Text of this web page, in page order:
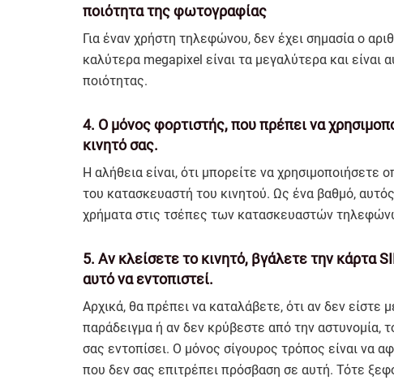
ποιότητα της φωτογραφίας
Για έναν χρήστη τηλεφώνου, δεν έχει σημασία ο
καλύτερα megapixel είναι τα μεγαλύτερα και
ποιότητας.
4. Ο μόνος φορτιστής, που πρέπει να
κινητό σας.
Η αλήθεια είναι, ότι μπορείτε να
του κατασκευαστή του κινητού. Ως ένα βαθμό,
χρήματα στις τσέπες των κατασκευαστών
5. Αν κλείσετε το κινητό, βγάλετε την κάρτα
αυτό να εντοπιστεί.
Αρχικά, θα πρέπει να καταλάβετε, ότι αν δεν
παράδειγμα ή αν δεν κρύβεστε από την αστυνομία,
σας εντοπίσει. Ο μόνος σίγουρος τρόπος είναι να
που δεν σας επιτρέπει πρόσβαση σε αυτή. Τότε